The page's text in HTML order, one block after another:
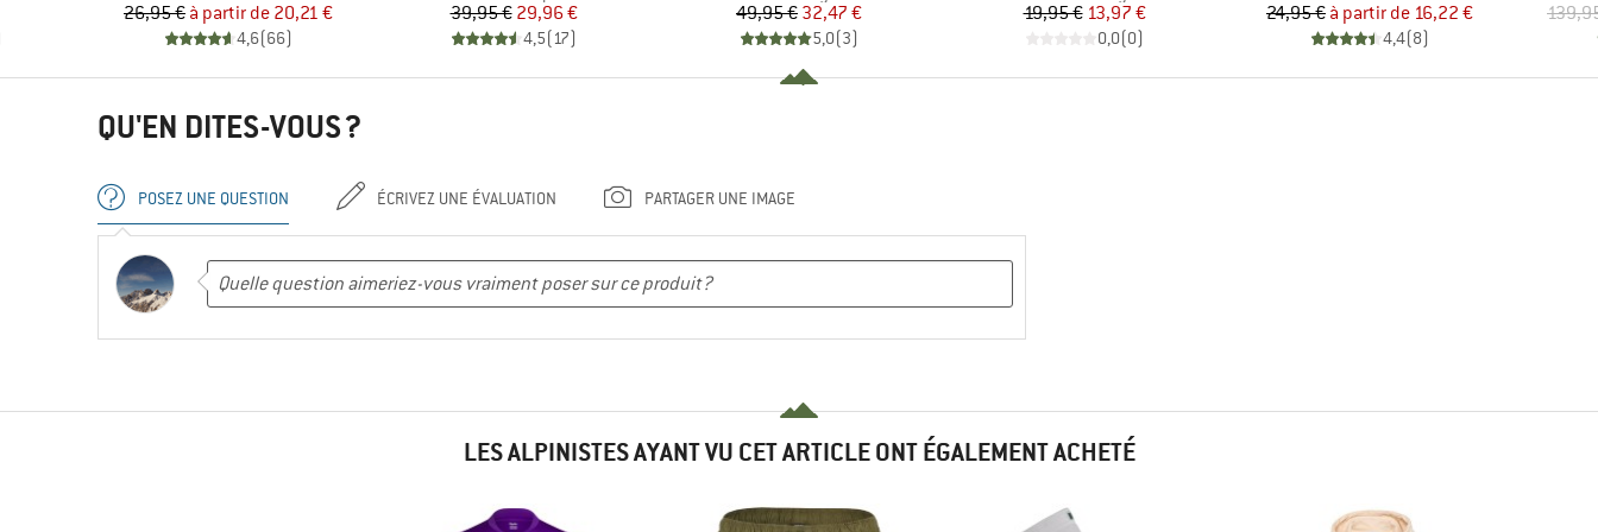
Prix
26,95 € Prix réduit
à partir de 20,21 €
4,6(66)
Prix
39,95 €Prix réduit
29,96 €
4,5( 17)
Prix
49,95 €Prix réduit
32,47 €
5,0(3)
Prix
19,95 €Prix réduit
13,97 €
0,0(0)
Prix
24,95 € Prix réduit
à partir de 16,22 €
4,4(8)
QU'EN DITES-VOUS ?
POSEZ UNE QUESTION ÉCRIVEZ UNE ÉVALUATION PARTAGER UNE IMAGE
LES ALPINISTES AYANT VU CET ARTICLE ONT ÉGALEMENT ACHETÉ